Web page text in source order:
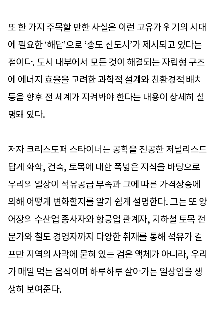
또 한 가지 주목할 만한 사실은 이런 고유가 위기의 시대
에 필요한 ‘해답’으로 ‘송도 신도시’가 제시되고 있다는
점이다. 도시 내부에서 모든 것이 해결되는 자립형 구조
에 에너지 효율을 고려한 과학적 설계와 친환경적 배치
등을 향후 전 세계가 지켜봐야 한다는 내용이 상세히 설
명돼 있다.
저자 크리스토퍼 스타이너는 공학을 전공한 저널리스트
답게 화학, 건축, 토목에 대한 폭넓은 지식을 바탕으로
우리의 일상이 석유공급 부족과 그에 따른 가격상승에
의해 어떻게 변화할지를 알기 쉽게 설명한다. 그는 또 양
어장의 수산업 종사자와 항공업 관계자, 지하철 토목 전
문가와 철도 경영자까지 다양한 취재를 통해 석유가 걸
프만 지역의 사막에 묻혀 있는 검은 액체가 아니라, 우리
가 매일 먹는 음식이며 하루하루 살아가는 일상임을 생
생히 보여준다.